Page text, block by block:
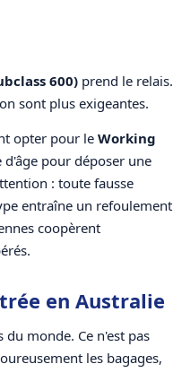
600) prend le relais.
sont plus exigeantes.
opter pour le Working
d'âge pour déposer une
: toute fausse
entraîne un refoulement
coopèrent
en Australie
monde. Ce n'est pas
les bagages,